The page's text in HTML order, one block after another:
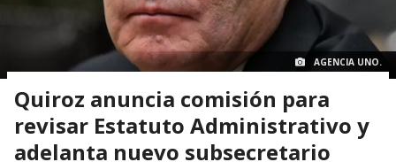
AGENCIA UNO.
Quiroz anuncia comisión para
revisar Estatuto Administrativo y
adelanta nuevo subsecretario